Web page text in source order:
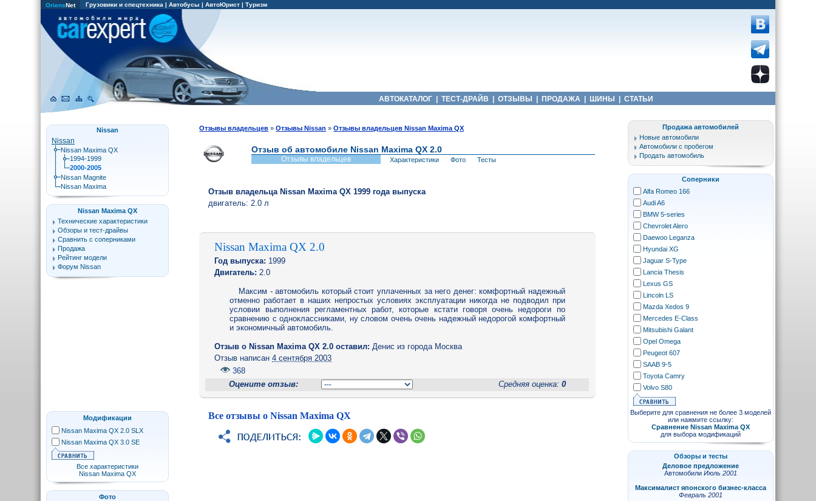
OriensNet Грузовики и спецтехника | Автобусы | АвтоЮрист | Туризм
АВТОКАТАЛОГ ТЕСТ-ДРАЙВ ОТЗЫВЫ ПРОДАЖА ШИНЫ СТАТЬИ
Отзывы владельцев »Отзывы Nissan »Отзывы владельцев Nissan Maxima QX
Отзыв об автомобиле Nissan Maxima QX 2.0
Отзывы владельцев Характеристики Фото Тесты
Отзыв владельца Nissan Maxima QX 1999 года выпуска
двигатель:2.0 л
Nissan Maxima QX 2.0
Год выпуска: 1999
Двигатель: 2.0
Максим - автомобиль который стоит уплаченных за него денег: комфортный надежный
отменно работает в наших непростых условиях эксплуатации никогда не подводил при
условии выполнения регламентных работ, которые кстати говоря очень недороги по
сравнению с одноклассниками, ну словом очень очень надежный недорогой комфортный
и экономичный автомобиль.
Отзыв o Nissan Maxima QX 2.0 оставил: Денис из города Москва
Отзыв написан4 сентября 2003
368
Оцените отзыв:
Средняя оценка:0
Все отзывы о Nissan Maxima QX
Nissan
Nissan
Nissan Maxima QX
1994-1999
2000-2005
Nissan Magnite
Nissan Maxima
Nissan Maxima QX
Технические характеристики
Обзоры и тест-драйвы
Сравнить с соперниками
Продажа
Рейтинг модели
Форум Nissan
Модификации
Nissan Maxima QX 2.0 SLX
Nissan Maxima QX 3.0 SE
Все характеристики
Nissan Maxima QX
Фото
Продажа автомобилей
Новые автомобили
Автомобили с пробегом
Продать автомобиль
Соперники
Alfa Romeo 166
Audi A6
BMW 5-series
Chevrolet Alero
Daewoo Leganza
Hyundai XG
Jaguar S-Type
Lancia Thesis
Lexus GS
Lincoln LS
Mazda Xedos 9
Mercedes E-Class
Mitsubishi Galant
Opel Omega
Peugeot 607
SAAB 9-5
Toyota Camry
Volvo S80
Выберите для сравнения не более 3 моделей
или нажмите ссылку:
Сравнение Nissan Maxima QX
для выбора модификаций
Обзоры и тесты
Деловое предложение
Автомобили Июль 2001
Максималист японского бизнес-класса
Февраль 2001